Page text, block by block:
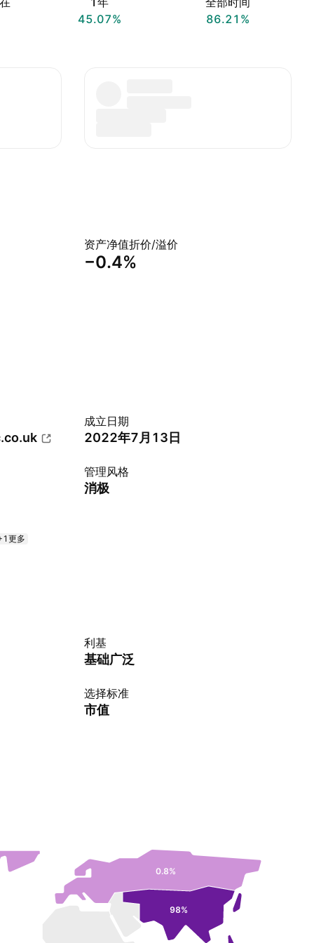
45.07%
86.21%
资产净值折价/溢价
−0.4%
成立日期
2022年7月13日
管理风格
消极
更多
利基
基础广泛
选择标准
市值
0.8%
98%